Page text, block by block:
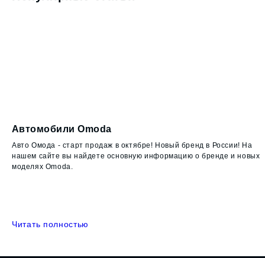
Авто Омода - старт продаж в октябре! Новый бренд в
информацию о бренде и новых моделях Omoda.
Omoda